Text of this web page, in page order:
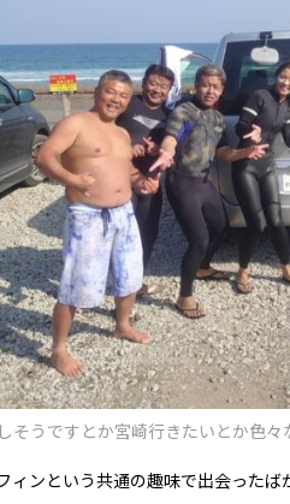
そうですとか宮崎行きたいとか色々
ィンという共通の趣味で出会ったば